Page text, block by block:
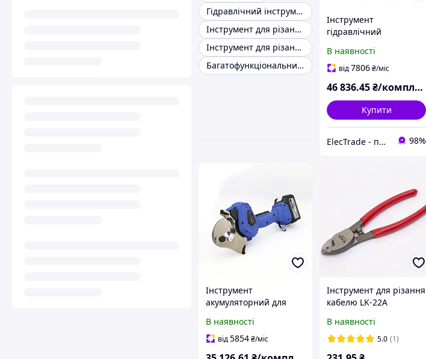
Гідравлічний інструмент для обтискання кабелю
Інструмент для різання дроту
Інструмент для різання кабелю механічний
Багатофункціональний монтажний інструмент
Інструмент
гідравлічний
різання EL-55 TAKEL
В наявності
від7806₴/міс
46 836.45₴/комплект
Купити
ElecTrade - постачальник електротехнічної продукції 98%
Інструмент
акумуляторний для
В наявності
від5854₴/міс
Інструмент для різання
кабелю LK-22A
В наявності
5.0 (1)